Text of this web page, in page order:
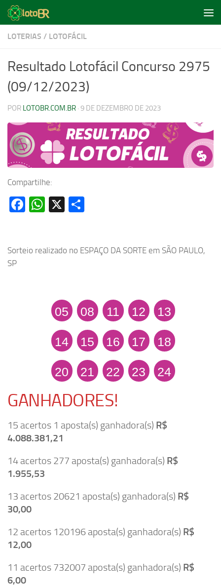
Skip to content
LOTERIAS / LOTOFÁCIL
Resultado Lotofácil Concurso 2975
(09/12/2023)
POR LOTOBR.COM.BR · 9 DE DEZEMBRO DE 2023
Compartilhe:
Facebook
WhatsApp
X
Sorteio realizado no ESPAÇO DA SORTE em SÃO PAULO,
SP
05 08 11 12 13
14 15 16 17 18
20 21 22 23 24
GANHADORES!
15 acertos 1 aposta(s) ganhadora(s) R$
4.088.381,21
14 acertos 277 aposta(s) ganhadora(s) R$
1.955,53
13 acertos 20621 aposta(s) ganhadora(s) R$
30,00
12 acertos 120196 aposta(s) ganhadora(s) R$
12,00
11 acertos 732007 aposta(s) ganhadora(s) R$
6,00